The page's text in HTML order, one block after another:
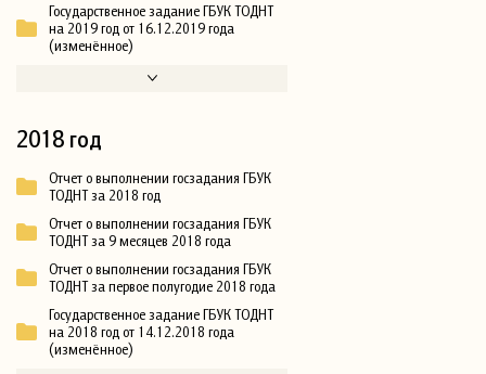
Государственное задание ГБУК ТОДНТ
на 2019 год от 16.12.2019 года
(изменённое)
2018 год
Отчет о выполнении госзадания ГБУК
ТОДНТ за 2018 год
Отчет о выполнении госзадания ГБУК
ТОДНТ за 9 месяцев 2018 года
Отчет о выполнении госзадания ГБУК
ТОДНТ за первое полугодие 2018 года
Государственное задание ГБУК ТОДНТ
на 2018 год от 14.12.2018 года
(изменённое)